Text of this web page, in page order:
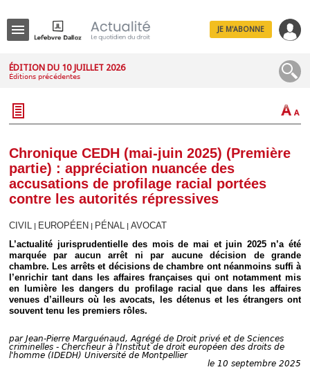
JE M'ABONNE
ÉDITION DU 10 JUILLET 2026
Éditions précédentes
Chronique CEDH (mai-juin 2025) (Première
partie) : appréciation nuancée des
accusations de profilage racial portées
contre les autorités répressives
CIVIL EUROPÉEN PÉNAL
AVOCAT
L’actualité jurisprudentielle des mois de mai et juin 2025 n’a été
marquée par aucun arrêt ni par aucune décision de grande
chambre. Les arrêts et décisions de chambre ont néanmoins suffi à
l’enrichir tant dans les affaires françaises qui ont notamment mis
en lumière les dangers du profilage racial que dans les affaires
venues d’ailleurs où les avocats, les détenus et les étrangers ont
souvent tenu les premiers rôles.
par Jean-Pierre Marguénaud, Agrégé de Droit privé et de Sciences
criminelles - Chercheur à l'Institut de droit européen des droits de
l'homme (IDEDH) Université de Montpellier
le 10 septembre 2025